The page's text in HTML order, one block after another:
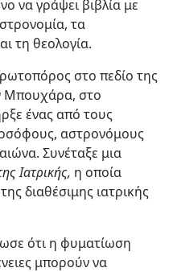
να γράψει βιβλία με
τα
τη θεολογία.
στο πεδίο της
Μπουχάρα, στο
ένας από τους
αστρονόμους
Συνέταξε μια
Ιατρικής, η οποία
διαθέσιμης ιατρικής
ότι η φυματίωση
μπορούν να